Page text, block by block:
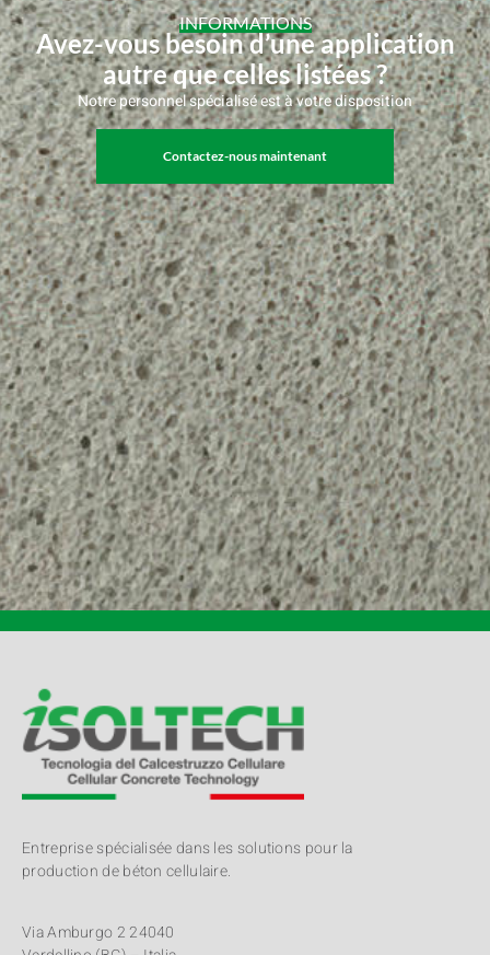
INFORMATIONS
Avez-vous besoin d’une application
autre que celles listées ?
Notre personnel spécialisé est à votre disposition
Contactez-nous maintenant
Entreprise spécialisée dans les solutions pour la
production de béton cellulaire.
Via Amburgo 2 24040